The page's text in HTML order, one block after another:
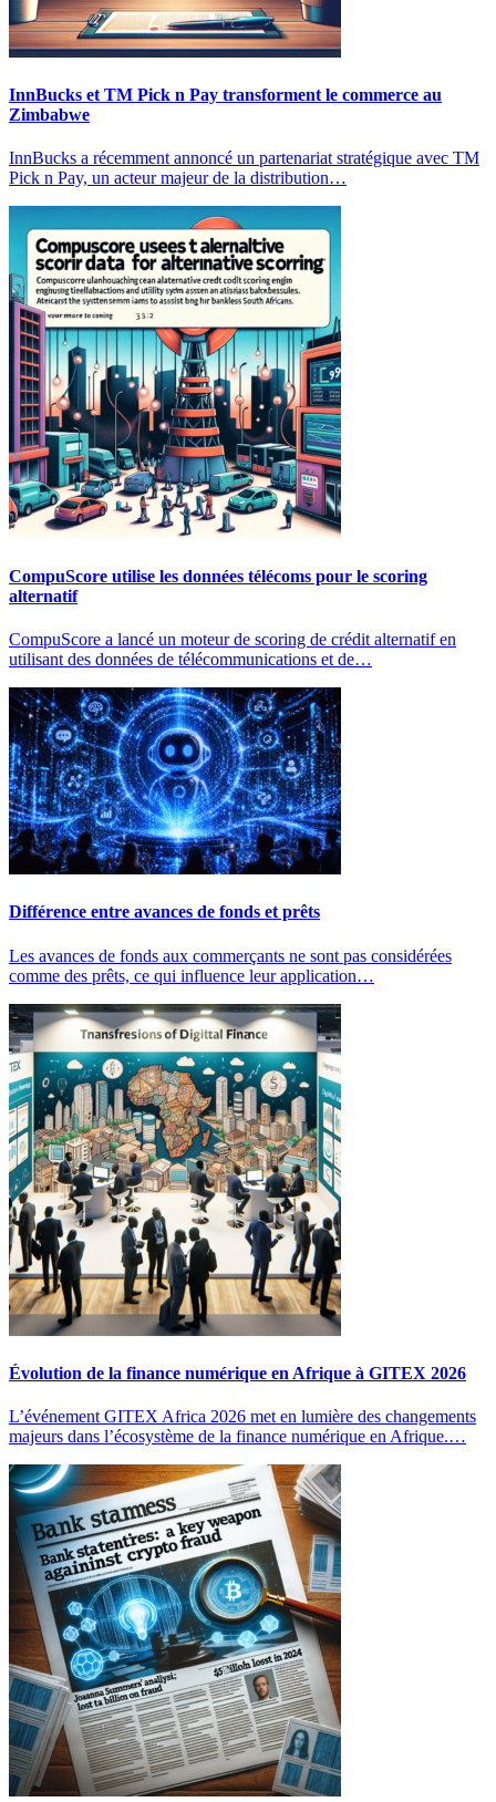
InnBucks et TM Pick n Pay transforment le commerce au
Zimbabwe
InnBucks a récemment annoncé un partenariat stratégique avec TM
Pick n Pay, un acteur majeur de la distribution…
CompuScore utilise les données télécoms pour le scoring
alternatif
CompuScore a lancé un moteur de scoring de crédit alternatif en
utilisant des données de télécommunications et de…
Différence entre avances de fonds et prêts
Les avances de fonds aux commerçants ne sont pas considérées
comme des prêts, ce qui influence leur application…
Évolution de la finance numérique en Afrique à GITEX 2026
L’événement GITEX Africa 2026 met en lumière des changements
majeurs dans l’écosystème de la finance numérique en Afrique.…